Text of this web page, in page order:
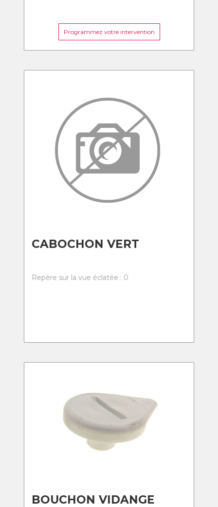
Programmez votre intervention
CABOCHON VERT
Repère sur la vue éclatée : 0
BOUCHON VIDANGE